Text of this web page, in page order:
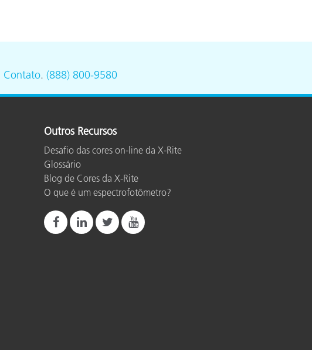
Contato. (888) 800-9580
Outros Recursos
Desafio das cores on-line da X-Rite
Glossário
Blog de Cores da X-Rite
O que é um espectrofotômetro?